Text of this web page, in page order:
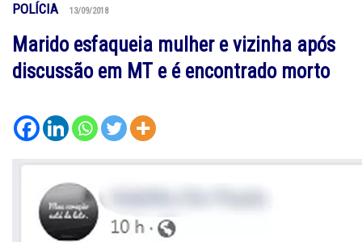
POLÍCIA 13/09/2018
Marido esfaqueia mulher e vizinha após
discussão em MT e é encontrado morto